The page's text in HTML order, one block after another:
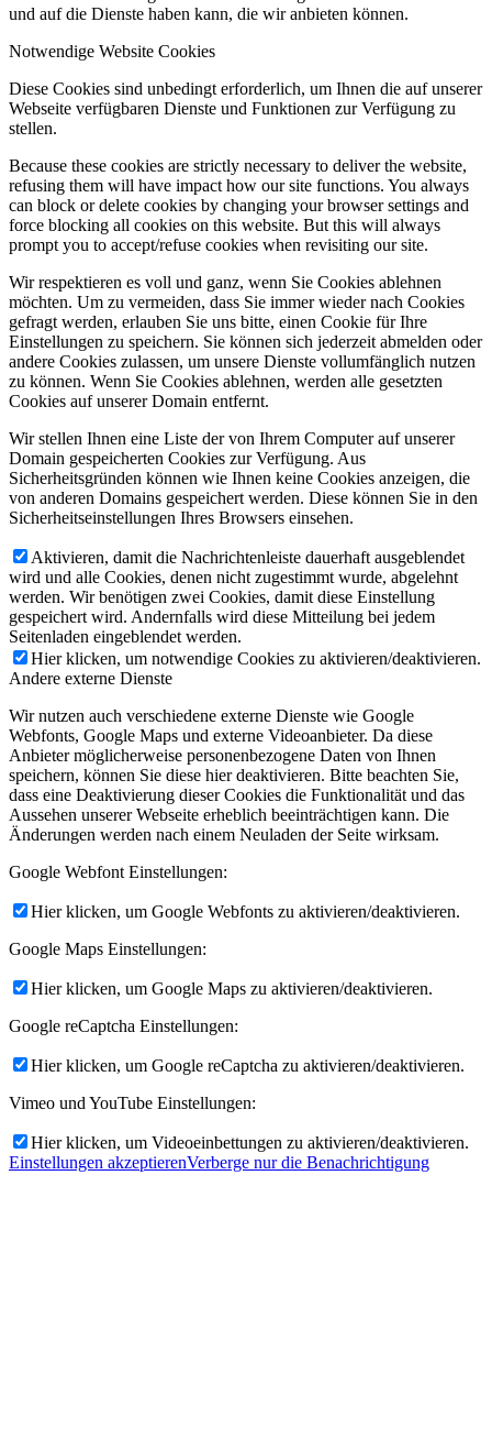
und auf die Dienste haben kann, die wir anbieten können.
Notwendige Website Cookies
Diese Cookies sind unbedingt erforderlich, um Ihnen die auf unserer
Webseite verfügbaren Dienste und Funktionen zur Verfügung zu
stellen.
Because these cookies are strictly necessary to deliver the website,
refusing them will have impact how our site functions. You always
can block or delete cookies by changing your browser settings and
force blocking all cookies on this website. But this will always
prompt you to accept/refuse cookies when revisiting our site.
Wir respektieren es voll und ganz, wenn Sie Cookies ablehnen
möchten. Um zu vermeiden, dass Sie immer wieder nach Cookies
gefragt werden, erlauben Sie uns bitte, einen Cookie für Ihre
Einstellungen zu speichern. Sie können sich jederzeit abmelden oder
andere Cookies zulassen, um unsere Dienste vollumfänglich nutzen
zu können. Wenn Sie Cookies ablehnen, werden alle gesetzten
Cookies auf unserer Domain entfernt.
Wir stellen Ihnen eine Liste der von Ihrem Computer auf unserer
Domain gespeicherten Cookies zur Verfügung. Aus
Sicherheitsgründen können wie Ihnen keine Cookies anzeigen, die
von anderen Domains gespeichert werden. Diese können Sie in den
Sicherheitseinstellungen Ihres Browsers einsehen.
Aktivieren, damit die Nachrichtenleiste dauerhaft ausgeblendet
wird und alle Cookies, denen nicht zugestimmt wurde, abgelehnt
werden. Wir benötigen zwei Cookies, damit diese Einstellung
gespeichert wird. Andernfalls wird diese Mitteilung bei jedem
Seitenladen eingeblendet werden.
Hier klicken, um notwendige Cookies zu aktivieren/deaktivieren.
Andere externe Dienste
Wir nutzen auch verschiedene externe Dienste wie Google
Webfonts, Google Maps und externe Videoanbieter. Da diese
Anbieter möglicherweise personenbezogene Daten von Ihnen
speichern, können Sie diese hier deaktivieren. Bitte beachten Sie,
dass eine Deaktivierung dieser Cookies die Funktionalität und das
Aussehen unserer Webseite erheblich beeinträchtigen kann. Die
Änderungen werden nach einem Neuladen der Seite wirksam.
Google Webfont Einstellungen:
Hier klicken, um Google Webfonts zu aktivieren/deaktivieren.
Google Maps Einstellungen:
Hier klicken, um Google Maps zu aktivieren/deaktivieren.
Google reCaptcha Einstellungen:
Hier klicken, um Google reCaptcha zu aktivieren/deaktivieren.
Vimeo und YouTube Einstellungen:
Hier klicken, um Videoeinbettungen zu aktivieren/deaktivieren.
Einstellungen akzeptierenVerberge nur die Benachrichtigung